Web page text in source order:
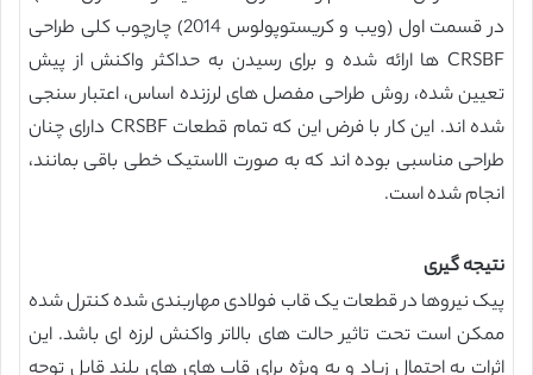
در قسمت اول (ویب و کریستوپولوس 2014) چارچوب کلی طراحی
CRSBF ها ارائه شده و برای رسیدن به حداکثر واکنش از پیش
تعیین شده، روش طراحی مفصل های لرزنده اساس، اعتبار سنجی
شده اند. این کار با فرض این که تمام قطعات CRSBF دارای چنان
طراحی مناسبی بوده اند که به صورت الاستیک خطی باقی بمانند،
انجام شده است.
نتیجه گیری
پیک نیروها در قطعات یک قاب فولادی مهاربندی شده کنترل شده
ممکن است تحت تاثیر حالت های بالاتر واکنش لرزه ای باشد. این